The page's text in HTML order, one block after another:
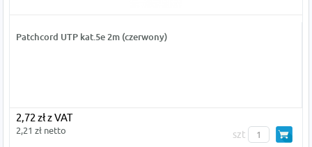
Patchcord UTP kat.5e 2m (czerwony)
2,72 zł z VAT
2,21 zł netto szt